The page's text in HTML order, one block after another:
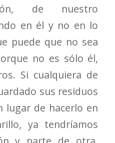
de nuestro
en él y no en lo
puede que no sea
no es sólo él,
Si cualquiera de
sus residuos
lugar de hacerlo en
ya tendríamos